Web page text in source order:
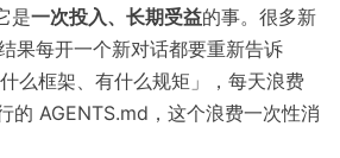
是一次投入、长期受益的事。很多新
果每开一个新对话都要重新告诉
么框架、有什么规矩」，每天浪费
的 AGENTS.md，这个浪费一次性消